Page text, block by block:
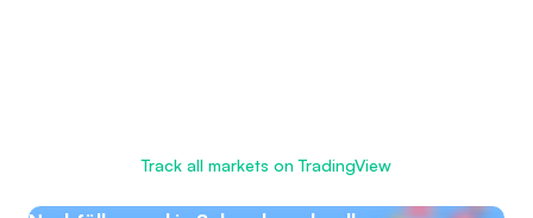
Track all markets on TradingView